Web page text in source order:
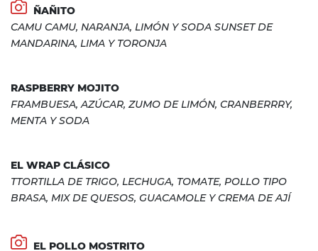
ÑAÑITO
CAMU CAMU, NARANJA, LIMÓN Y SODA SUNSET DE
MANDARINA, LIMA Y TORONJA
RASPBERRY MOJITO
FRAMBUESA, AZÚCAR, ZUMO DE LIMÓN, CRANBERRRY,
MENTA Y SODA
EL WRAP CLÁSICO
TTORTILLA DE TRIGO, LECHUGA, TOMATE, POLLO TIPO
BRASA, MIX DE QUESOS, GUACAMOLE Y CREMA DE AJÍ
EL POLLO MOSTRITO